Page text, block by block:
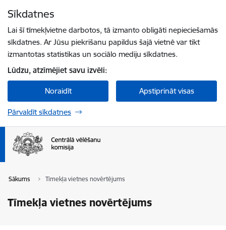
Sīkdatnes
Lai šī tīmekļvietne darbotos, tā izmanto obligāti nepieciešamās
sīkdatnes. Ar Jūsu piekrišanu papildus šajā vietnē var tikt
izmantotas statistikas un sociālo mediju sīkdatnes.
Lūdzu, atzīmējiet savu izvēli:
Noraidīt Apstiprināt visas
Pārvaldīt sīkdatnes
Sākums Tīmekļa vietnes novērtējums
Tīmekļa vietnes novērtējums